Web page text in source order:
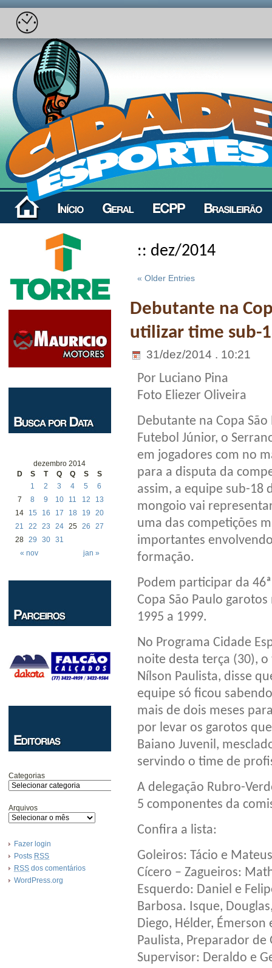
dezembro 2014
D
S T Q Q S S
« nov jan »
1 2 3 4 5
6
7
8 9 10 11 12
13
14
15 16 17 18 19
20
21
22 23 24 25 26
27
28 29 30 31
Categorias
Arquivos
Fazer login
Posts RSS
RSS dos comentários
WordPress.org
:: dez/2014
« Older Entries
Debutante na
utilizar time sub-
31/dez/2014 . 10:21
Por Luciano Pina
Foto Eliezer Oliveira
Debutante na Copa São
Futebol Júnior, o
em jogadores com no
para a disputa da
assim, a equipe sub-18
mongoio vai
uma das competições
importantes
formação.
Podem participar da
Copa São Paulo
1995 a 1999.
No Programa Cidade
noite desta terça (30),
Nílson Paulista, disse
equipe só ficou
mais de dois meses
por levar os garotos
Baiano Juvenil,
servindo o time de
A delegação Rubro-
5 componentes da
Confira a lista:
Goleiros: Tácio e
Cícero – Zagueiros:
Esquerdo: Daniel e
Barbosa. Isque,
Diego, Hélder,
Paulista, Preparador de
Supervisor: Deraldo e